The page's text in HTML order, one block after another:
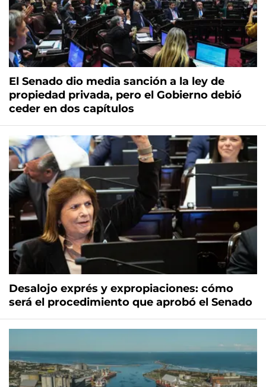
El Senado dio media sanción a la ley de
propiedad privada, pero el Gobierno debió
ceder en dos capítulos
Desalojo exprés y expropiaciones: cómo
será el procedimiento que aprobó el Senado